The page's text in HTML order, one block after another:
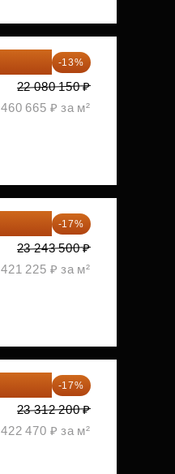
-13%
22 080 150 ₽
460 665 ₽ за м²
-17%
23 243 500 ₽
421 225 ₽ за м²
-17%
23 312 200 ₽
422 470 ₽ за м²